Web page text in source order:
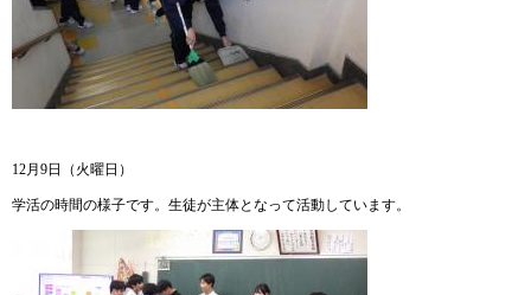
12月9日（火曜日）
学活の時間の様子です。生徒が主体となって活動しています。